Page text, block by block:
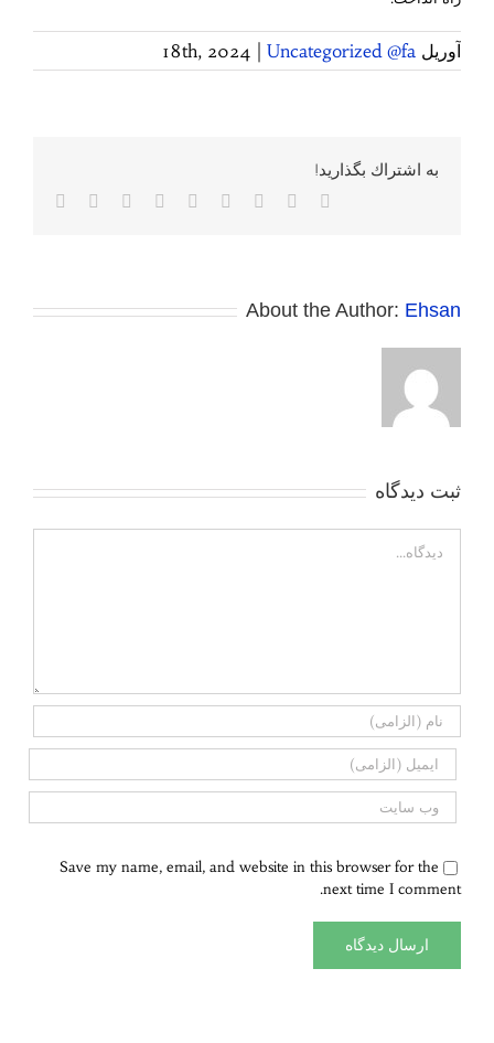
آوریل 18th, 2024 Uncategorized @fa
به اشتراك بگذاريد!
Facebook
Twitter
Reddit
LinkedIn
WhatsApp
Tumblr
Pinterest
About the Author: Ehsan
ثبت ديدگاه
Save my name, email, and website in this browser for the
next time I comment.